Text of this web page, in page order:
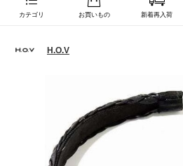
カテゴリ お買いもの 新着再入荷
H.O.V